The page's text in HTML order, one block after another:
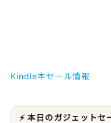
Kindle本セール情報
⚡ 本日のガジェットセ